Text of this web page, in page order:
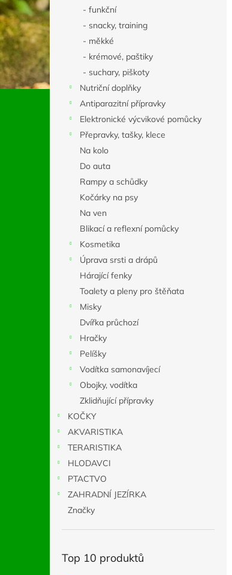
- funkční
- snacky, training
- měkké
- krémové, paštiky
- suchary, piškoty
Nutriční doplňky
Antiparazitní přípravky
Elektronické výcvikové pomůcky
Přepravky, tašky, klece
Na kolo
Do auta
Rampy a schůdky
Kočárky na psy
Na ven
Blikací a reflexní pomůcky
Kosmetika
Úprava srsti a drápů
Hárající fenky
Toalety a pleny pro štěňata
Misky
Dvířka průchozí
Hračky
Pelíšky
Vodítka samonavíjecí
Obojky, vodítka
Zklidňující přípravky
KOČKY
AKVARISTIKA
TERARISTIKA
HLODAVCI
PTACTVO
ZAHRADNÍ JEZÍRKA
Značky
Top 10 produktů